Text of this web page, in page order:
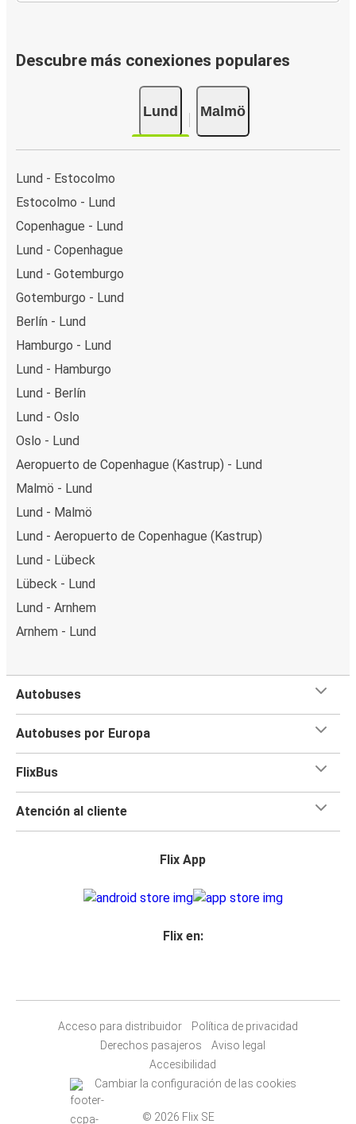
Descubre más conexiones populares
Lund Malmö
Lund - Estocolmo
Estocolmo - Lund
Copenhague - Lund
Lund - Copenhague
Lund - Gotemburgo
Gotemburgo - Lund
Berlín - Lund
Hamburgo - Lund
Lund - Hamburgo
Lund - Berlín
Lund - Oslo
Oslo - Lund
Aeropuerto de Copenhague (Kastrup) - Lund
Malmö - Lund
Lund - Malmö
Lund - Aeropuerto de Copenhague (Kastrup)
Lund - Lübeck
Lübeck - Lund
Lund - Arnhem
Arnhem - Lund
Autobuses
Autobuses por Europa
FlixBus
Atención al cliente
Flix App
Flix en:
Acceso para distribuidor
Política de privacidad
Derechos pasajeros
Aviso legal
Accesibilidad
Cambiar la configuración de las cookies
© 2026 Flix SE